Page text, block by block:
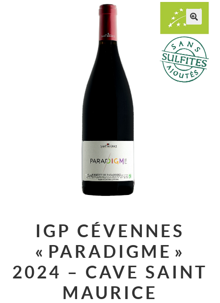
IGP CÉVENNES
« PARADIGME »
2024 – CAVE SAINT
MAURICE